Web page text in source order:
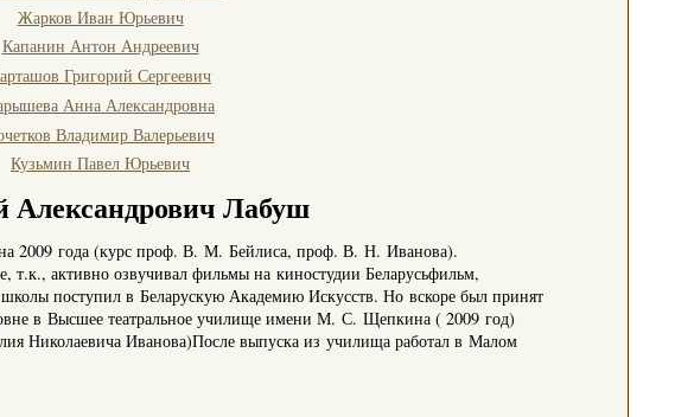
Жарков Иван Юрьевич
Капанин Антон Андреевич
Григорий Сергеевич
Анна Александровна
Владимир Валерьевич
Кузьмин Павел Юрьевич
Александрович Лабуш
года (курс проф. В. М. Бейлиса, проф. В. Н. Иванова).
т.к., активно озвучивал фильмы на киностудии Беларусьфильм,
поступил в Беларускую Академию Искусств. Но вскоре был принят
в Высшее театральное училище имени М. С. Щепкина ( 2009 год)
Николаевича Иванова)После выпуска из училища работал в Малом